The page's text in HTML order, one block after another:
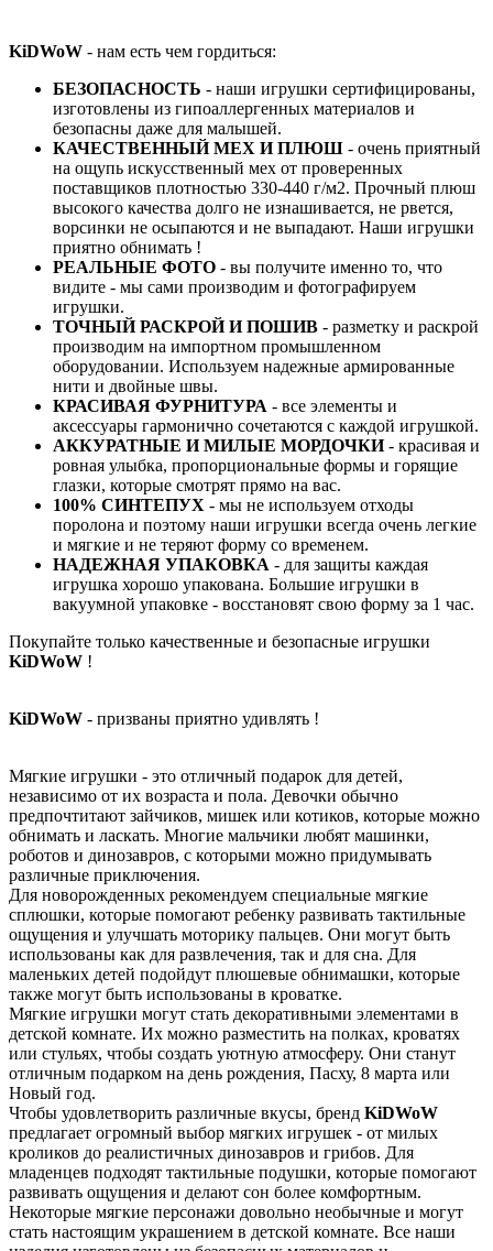
KiDWoW - нам есть чем гордиться:
БЕЗОПАСНОСТЬ - наши игрушки сертифицированы,
изготовлены из гипоаллергенных материалов и
безопасны даже для малышей.
КАЧЕСТВЕННЫЙ МЕХ И ПЛЮШ - очень приятный
на ощупь искусственный мех от проверенных
поставщиков плотностью 330-440 г/м2. Прочный плюш
высокого качества долго не изнашивается, не рвется,
ворсинки не осыпаются и не выпадают. Наши игрушки
приятно обнимать !
РЕАЛЬНЫЕ ФОТО - вы получите именно то, что
видите - мы сами производим и фотографируем
игрушки.
ТОЧНЫЙ РАСКРОЙ И ПОШИВ - разметку и раскрой
производим на импортном промышленном
оборудовании. Используем надежные армированные
нити и двойные швы.
КРАСИВАЯ ФУРНИТУРА - все элементы и
аксессуары гармонично сочетаются с каждой игрушкой.
АККУРАТНЫЕ И МИЛЫЕ МОРДОЧКИ- красивая и
ровная улыбка, пропорциональные формы и горящие
глазки, которые смотрят прямо на вас.
100% СИНТЕПУХ - мы не используем отходы
поролона и поэтому наши игрушки всегда очень легкие
и мягкие и не теряют форму со временем.
НАДЕЖНАЯ УПАКОВКА - для защиты каждая
игрушка хорошо упакована. Большие игрушки в
вакуумной упаковке - восстановят свою форму за 1 час.
Покупайте только качественные и безопасные игрушки
KiDWoW !
KiDWoW - призваны приятно удивлять !
Мягкие игрушки - это отличный подарок для детей,
независимо от их возраста и пола. Девочки обычно
предпочтитают зайчиков, мишек или котиков, которые можно
обнимать и ласкать. Многие мальчики любят машинки,
роботов и динозавров, с которыми можно придумывать
различные приключения.
Для новорожденных рекомендуем специальные мягкие
сплюшки, которые помогают ребенку развивать тактильные
ощущения и улучшать моторику пальцев. Они могут быть
использованы как для развлечения, так и для сна. Для
маленьких детей подойдут плюшевые обнимашки, которые
также могут быть использованы в кроватке.
Мягкие игрушки могут стать декоративными элементами в
детской комнате. Их можно разместить на полках, кроватях
или стульях, чтобы создать уютную атмосферу. Они станут
отличным подарком на день рождения, Пасху, 8 марта или
Новый год.
Чтобы удовлетворить различные вкусы, бренд KiDWoW
предлагает огромный выбор мягких игрушек - от милых
кроликов до реалистичных динозавров и грибов. Для
младенцев подходят тактильные подушки, которые помогают
развивать ощущения и делают сон более комфортным.
Некоторые мягкие персонажи довольно необычные и могут
стать настоящим украшением в детской комнате. Все наши